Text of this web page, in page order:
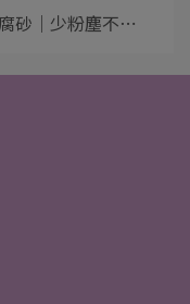
砂｜少粉塵不⋯